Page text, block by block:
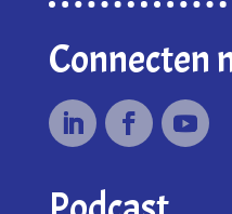
Connecten